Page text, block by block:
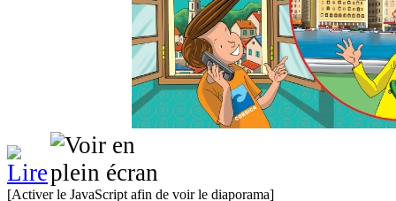
[Activer le JavaScript afin de voir le diaporama]